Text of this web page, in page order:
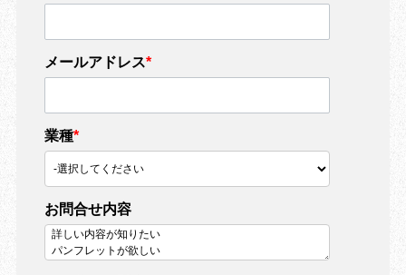
メールアドレス*
業種*
お問合せ内容